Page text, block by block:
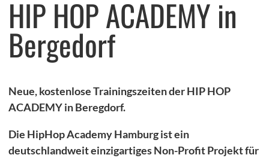
MITsprache
Salon5 in Bergedorf
HipHop Academy
grenzenlos digital e.V.
HIP HOP ACADEMY in
Bergedorf
Neue, kostenlose Trainingszeiten der HIP HOP
ACADEMY in Beregdorf.
Die HipHop Academy Hamburg ist ein
deutschlandweit einzigartiges Non-Profit Projekt für